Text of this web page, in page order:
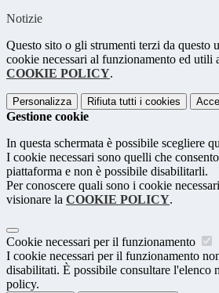
Notizie
Questo sito o gli strumenti terzi da questo
cookie necessari al funzionamento ed utili
COOKIE POLICY.
Personalizza Rifiuta tutti i cookies
Gestione cookie
In questa schermata è possibile scegliere
I cookie necessari sono quelli che
piattaforma e non è possibile disabilitarli.
Per conoscere quali sono i cookie
visionare la COOKIE POLICY.
Cookie necessari per il funzionamento
I cookie necessari per il funzionamento
disabilitati. È possibile consultare l'elenco
policy.